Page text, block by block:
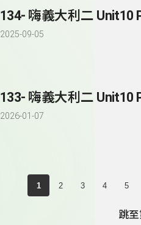
134- 嗨義大利二 Unit10
2025-09-05
133- 嗨義大利二 Unit10
2026-01-07
1 2 3 4 5
跳